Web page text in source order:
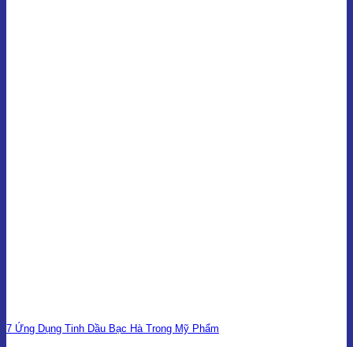
7 Ứng Dụng Tinh Dầu Bạc Hà Trong Mỹ Phẩm